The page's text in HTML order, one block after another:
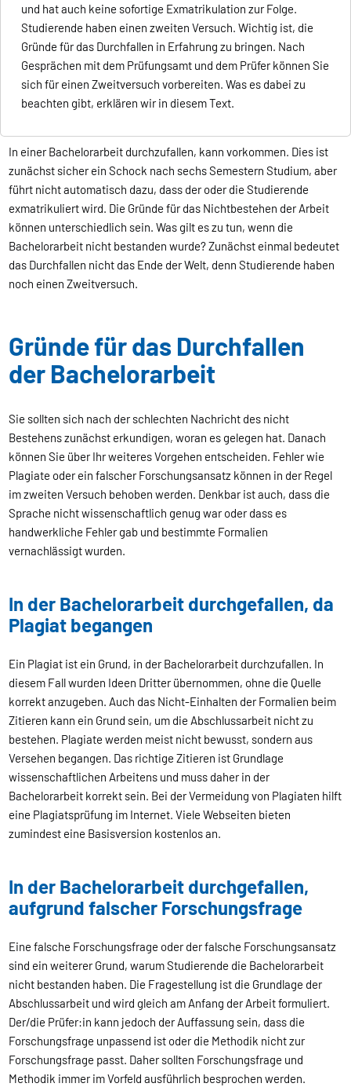
und hat auch keine sofortige Exmatrikulation zur Folge.
Studierende haben einen zweiten Versuch. Wichtig ist, die
Gründe für das Durchfallen in Erfahrung zu bringen. Nach
Gesprächen mit dem Prüfungsamt und dem Prüfer können Sie
sich für einen Zweitversuch vorbereiten. Was es dabei zu
beachten gibt, erklären wir in diesem Text.
In einer Bachelorarbeit durchzufallen, kann vorkommen. Dies ist
zunächst sicher ein Schock nach sechs Semestern Studium, aber
führt nicht automatisch dazu, dass der oder die Studierende
exmatrikuliert wird. Die Gründe für das Nichtbestehen der Arbeit
können unterschiedlich sein. Was gilt es zu tun, wenn die
Bachelorarbeit nicht bestanden wurde? Zunächst einmal bedeutet
das Durchfallen nicht das Ende der Welt, denn Studierende haben
noch einen Zweitversuch.
Gründe für das Durchfallen
der Bachelorarbeit
Sie sollten sich nach der schlechten Nachricht des nicht
Bestehens zunächst erkundigen, woran es gelegen hat. Danach
können Sie über Ihr weiteres Vorgehen entscheiden. Fehler wie
Plagiate oder ein falscher Forschungsansatz können in der Regel
im zweiten Versuch behoben werden. Denkbar ist auch, dass die
Sprache nicht wissenschaftlich genug war oder dass es
handwerkliche Fehler gab und bestimmte Formalien
vernachlässigt wurden.
In der Bachelorarbeit durchgefallen, da
Plagiat begangen
Ein Plagiat ist ein Grund, in der Bachelorarbeit durchzufallen. In
diesem Fall wurden Ideen Dritter übernommen, ohne die Quelle
korrekt anzugeben. Auch das Nicht-Einhalten der Formalien beim
Zitieren kann ein Grund sein, um die Abschlussarbeit nicht zu
bestehen. Plagiate werden meist nicht bewusst, sondern aus
Versehen begangen. Das richtige Zitieren ist Grundlage
wissenschaftlichen Arbeitens und muss daher in der
Bachelorarbeit korrekt sein. Bei der Vermeidung von Plagiaten hilft
eine Plagiatsprüfung im Internet. Viele Webseiten bieten
zumindest eine Basisversion kostenlos an.
In der Bachelorarbeit durchgefallen,
aufgrund falscher Forschungsfrage
Eine falsche Forschungsfrage oder der falsche Forschungsansatz
sind ein weiterer Grund, warum Studierende die Bachelorarbeit
nicht bestanden haben. Die Fragestellung ist die Grundlage der
Abschlussarbeit und wird gleich am Anfang der Arbeit formuliert.
Der/die Prüfer:in kann jedoch der Auffassung sein, dass die
Forschungsfrage unpassend ist oder die Methodik nicht zur
Forschungsfrage passt. Daher sollten Forschungsfrage und
Methodik immer im Vorfeld ausführlich besprochen werden.